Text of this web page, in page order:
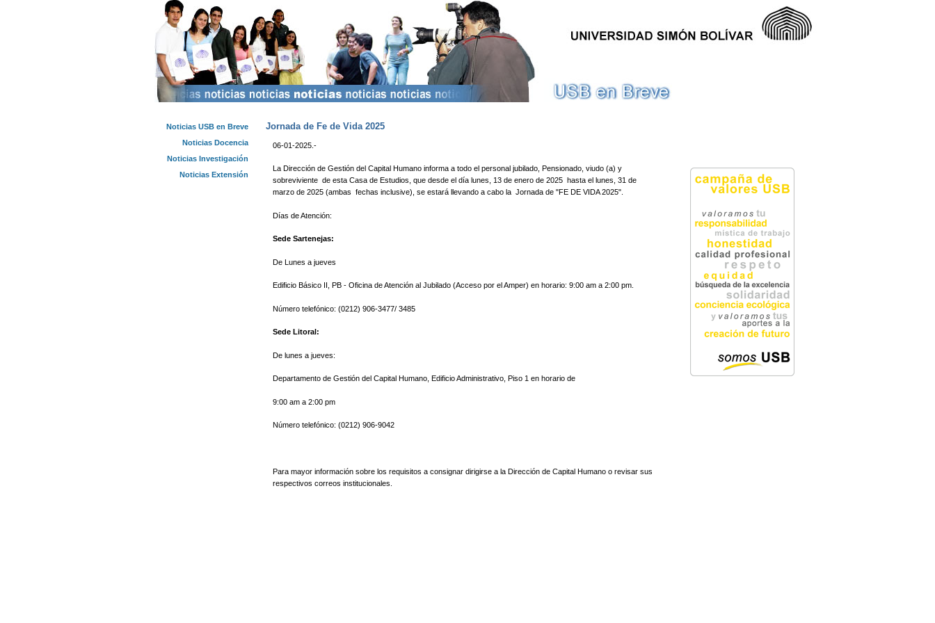
Pasar al contenido principal
Jornada de Fe de Vida 2025
06-01-2025.-
La Dirección de Gestión del Capital Humano informa a todo el personal jubilado, Pensionado, viudo (a) y
sobreviviente de esta Casa de Estudios, que desde el día lunes, 13 de enero de 2025 hasta el lunes, 31 de
marzo de 2025 (ambas fechas inclusive), se estará llevando a cabo la Jornada de "FE DE VIDA 2025".
Días de Atención:
Sede Sartenejas:
De Lunes a jueves
Edificio Básico II, PB - Oficina de Atención al Jubilado (Acceso por el Amper) en horario: 9:00 am a 2:00 pm.
Número telefónico: (0212) 906-3477/ 3485
Sede Litoral:
De lunes a jueves:
Departamento de Gestión del Capital Humano, Edificio Administrativo, Piso 1 en horario de
9:00 am a 2:00 pm
Número telefónico: (0212) 906-9042
Para mayor información sobre los requisitos a consignar dirigirse a la Dirección de Capital Humano o revisar sus
respectivos correos institucionales.
Noticias USB en Breve
Noticias Docencia
Noticias Investigación
Noticias Extensión